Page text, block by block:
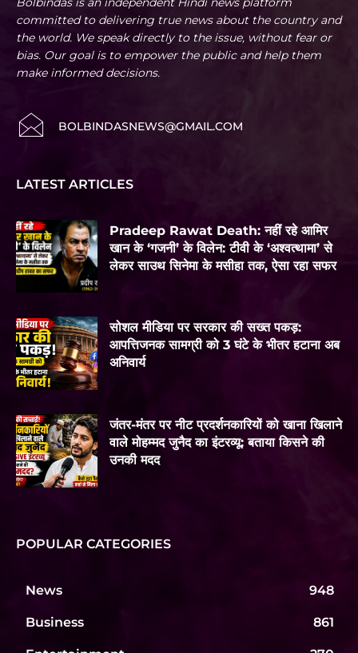
committed to delivering true news about the country and
the world. We speak directly to the issue, without fear or
bias. Our goal is to empower the public and help them
make informed decisions.
BOLBINDASNEWS@GMAIL.COM
LATEST ARTICLES
Pradeep Rawat Death: नहीं रहे आमिर
खान के ‘गजनी’ के विलेन: टीवी के ‘अश्वत्थामा’ से
लेकर साउथ सिनेमा के मसीहा तक, ऐसा रहा सफर
सोशल मीडिया पर सरकार की सख्त पकड़:
आपत्तिजनक सामग्री को 3 घंटे के भीतर हटाना अब
अनिवार्य
जंतर-मंतर पर नीट प्रदर्शनकारियों को खाना खिलाने
वाले मोहम्मद जुनैद का इंटरव्यू: बताया किसने की
उनकी मदद
POPULAR CATEGORIES
News 948
Business 861